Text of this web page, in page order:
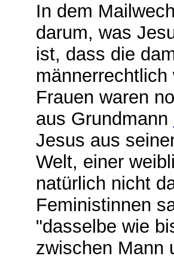
In dem
darum, was
ist, dass die
Frauen waren
aus Grundmann
Jesus aus
Welt, einer
natürlich nicht
Feministinnen
"dasselbe wie
zwischen Mann